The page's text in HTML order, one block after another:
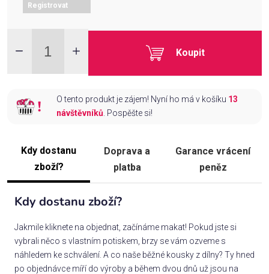
Registrovat
Koupit
O tento produkt je zájem! Nyní ho má v košíku 13
návštěvníků. Pospěšte si!
Kdy dostanu
zboží?
Doprava a
platba
Garance vrácení
peněz
Kdy dostanu zboží?
Jakmile kliknete na objednat, začínáme makat! Pokud jste si
vybrali něco s vlastním potiskem, brzy se vám ozveme s
náhledem ke schválení. A co naše běžné kousky z dílny? Ty hned
po objednávce míří do výroby a během dvou dnů už jsou na